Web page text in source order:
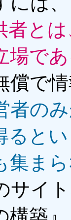
者と
場で
償で
者の
ると
集ま
サイ